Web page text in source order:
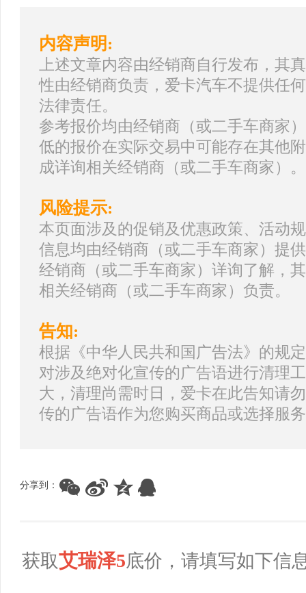
内容声明:
上述文章内容由经销商自行发布，其
性由经销商负责，爱卡汽车不提供任
法律责任。
参考报价均由经销商（或二手车商家
低的报价在实际交易中可能存在其他
成详询相关经销商（或二手车商家）。
风险提示:
本页面涉及的促销及优惠政策、活动
信息均由经销商（或二手车商家）提
经销商（或二手车商家）详询了解，
相关经销商（或二手车商家）负责。
告知:
根据《中华人民共和国广告法》的规
对涉及绝对化宣传的广告语进行清理
大，清理尚需时日，爱卡在此告知请
传的广告语作为您购买商品或选择服
分享到：
获取艾瑞泽5底价，请填写如下信